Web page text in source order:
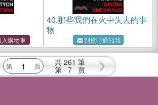
40.那些我們在火中失去的事
物
到貨時通知我
共 261 筆
第 7 頁